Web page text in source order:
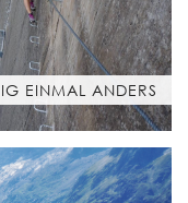
EINMAL ANDERS